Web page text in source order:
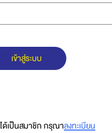
เข้าสู่ระบบ
ด้เป็นสมาชิก กรุณาลงทะเบียน